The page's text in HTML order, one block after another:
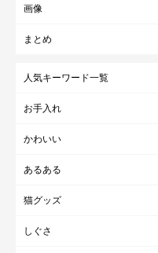
画像
まとめ
人気キーワード一覧
お手入れ
かわいい
あるある
猫グッズ
しぐさ